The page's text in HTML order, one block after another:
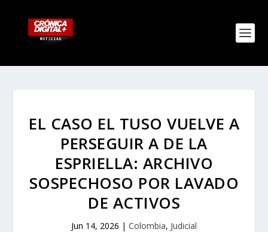
EL CASO EL TUSO VUELVE A
PERSEGUIR A DE LA
ESPRIELLA: ARCHIVO
SOSPECHOSO POR LAVADO
DE ACTIVOS
Jun 14, 2026 | Colombia, Judicial